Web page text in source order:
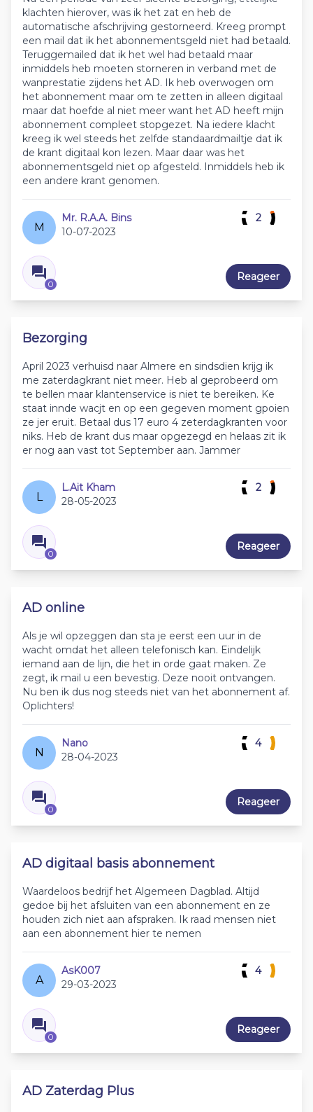
klachten hierover, was ik het zat en heb de
automatische afschrijving gestorneerd. Kreeg prompt
een mail dat ik het abonnementsgeld niet had betaald.
Teruggemailed dat ik het wel had betaald maar
inmiddels heb moeten storneren in verband met de
wanprestatie zijdens het AD. Ik heb overwogen om
het abonnement maar om te zetten in alleen digitaal
maar dat hoefde al niet meer want het AD heeft mijn
abonnement compleet stopgezet. Na iedere klacht
kreeg ik wel steeds het zelfde standaardmailtje dat ik
de krant digitaal kon lezen. Maar daar was het
abonnementsgeld niet op afgesteld. Inmiddels heb ik
een andere krant genomen.
M
Mr. R.A.A. Bins
10-07-2023
0
2
Reageer
Bezorging
April 2023 verhuisd naar Almere en sindsdien krijg ik
me zaterdagkrant niet meer. Heb al geprobeerd om
te bellen maar klantenservice is niet te bereiken. Ke
staat innde wacjt en op een gegeven moment gpoien
ze jer eruit. Betaal dus 17 euro 4 zeterdagkranten voor
niks. Heb de krant dus maar opgezegd en helaas zit ik
er nog aan vast tot September aan. Jammer
L
L.Ait Kham
28-05-2023
0
2
Reageer
AD online
Als je wil opzeggen dan sta je eerst een uur in de
wacht omdat het alleen telefonisch kan. Eindelijk
iemand aan de lijn, die het in orde gaat maken. Ze
zegt, ik mail u een bevestig. Deze nooit ontvangen.
Nu ben ik dus nog steeds niet van het abonnement af.
Oplichters!
N
Nano
28-04-2023
0
4
Reageer
AD digitaal basis abonnement
Waardeloos bedrijf het Algemeen Dagblad. Altijd
gedoe bij het afsluiten van een abonnement en ze
houden zich niet aan afspraken. Ik raad mensen niet
aan een abonnement hier te nemen
A
AsK007
29-03-2023
0
4
Reageer
AD Zaterdag Plus